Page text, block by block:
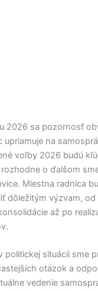
2026 sa pozornosť
upriamuje na
voľby 2026 budú
o ďalšom
. Miestna radnica
dôležitým výzvam, od
až po
politickej situácii sme
otázok a
vedenie